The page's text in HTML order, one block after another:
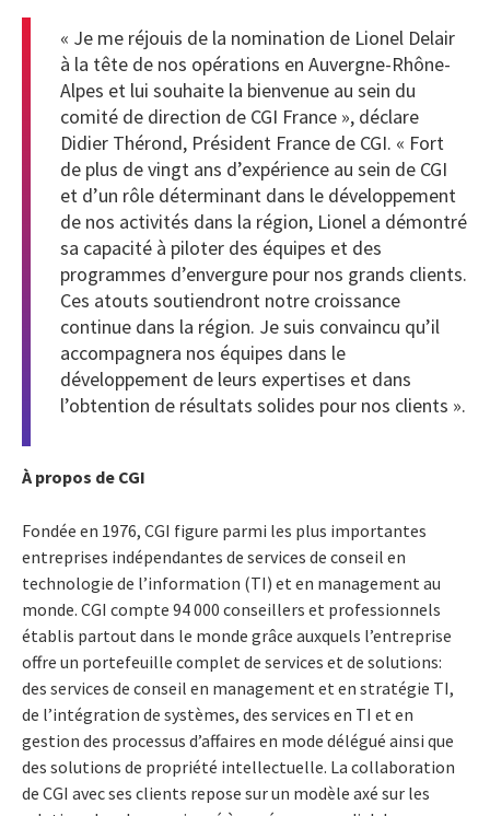
« Je me réjouis de la nomination de Lionel Delair
à la tête de nos opérations en Auvergne-Rhône-
Alpes et lui souhaite la bienvenue au sein du
comité de direction de CGI France », déclare
Didier Thérond, Président France de CGI. « Fort
de plus de vingt ans d’expérience au sein de CGI
et d’un rôle déterminant dans le développement
de nos activités dans la région, Lionel a démontré
sa capacité à piloter des équipes et des
programmes d’envergure pour nos grands clients.
Ces atouts soutiendront notre croissance
continue dans la région. Je suis convaincu qu’il
accompagnera nos équipes dans le
développement de leurs expertises et dans
l’obtention de résultats solides pour nos clients ».
À propos de CGI
Fondée en 1976, CGI figure parmi les plus importantes
entreprises indépendantes de services de conseil en
technologie de l’information (TI) et en management au
monde. CGI compte 94 000 conseillers et professionnels
établis partout dans le monde grâce auxquels l’entreprise
offre un portefeuille complet de services et de solutions:
des services de conseil en management et en stratégie TI,
de l’intégration de systèmes, des services en TI et en
gestion des processus d’affaires en mode délégué ainsi que
des solutions de propriété intellectuelle. La collaboration
de CGI avec ses clients repose sur un modèle axé sur les